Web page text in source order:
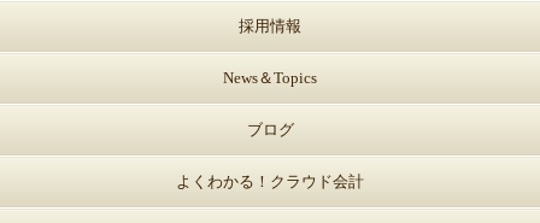
採用情報
News＆Topics
ブログ
よくわかる！クラウド会計